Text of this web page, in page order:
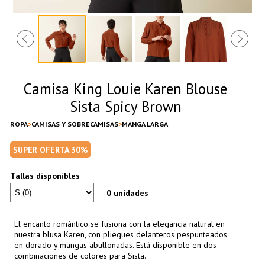
Camisa King Louie Karen Blouse
Sista Spicy Brown
ROPA CAMISAS Y SOBRECAMISAS MANGA LARGA
SUPER OFERTA 30%
Tallas disponibles
0 unidades
El encanto romántico se fusiona con la elegancia natural en
nuestra blusa Karen, con pliegues delanteros pespunteados
en dorado y mangas abullonadas. Está disponible en dos
combinaciones de colores para Sista.